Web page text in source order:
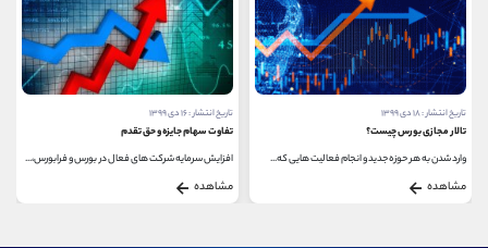
تاریخ انتشار : ۱۸ دی ۱۳۹۹
تالار مجازی بورس چیست؟
وارد شدن به هر حوزه جدید و انجام فعالیت هایی که...
مشاهده
تاریخ انتشار : ۱۶ دی ۱۳۹۹
تفاوت سهام جایزه و حق تقدم
افزایش سرمایه شرکت های فعال در بورس و فرابورس،...
مشاهده